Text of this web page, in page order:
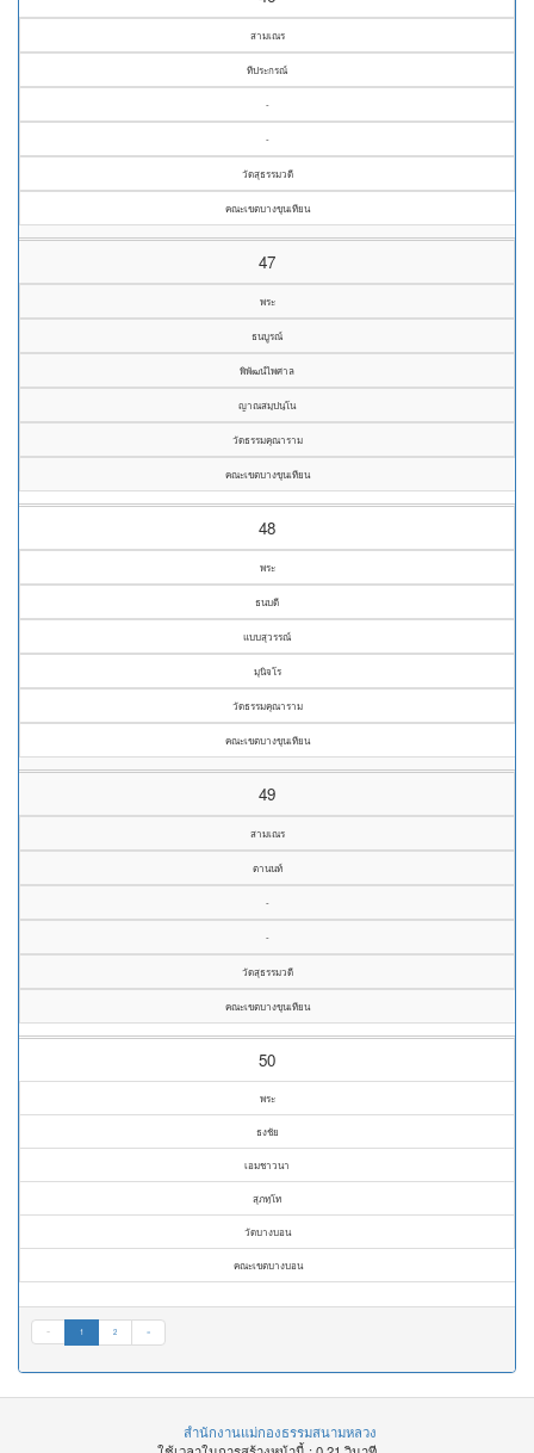
สามเณร
ทีประกรณ์
-
-
วัดสุธรรมวดี
คณะเขตบางขุนเทียน
47
พระ
ธนบูรณ์
พิพัฒน์ไพศาล
ญาณสมฺปนฺโน
วัดธรรมคุณาราม
คณะเขตบางขุนเทียน
48
พระ
ธนบดี
แบบสุวรรณ์
มุนิจโร
วัดธรรมคุณาราม
คณะเขตบางขุนเทียน
49
สามเณร
ตานนท์
-
-
วัดสุธรรมวดี
คณะเขตบางขุนเทียน
50
พระ
ธงชัย
เอมชาวนา
สุภทฺโท
วัดบางบอน
คณะเขตบางบอน
« 1 2 »
สำนักงานแม่กองธรรมสนามหลวง